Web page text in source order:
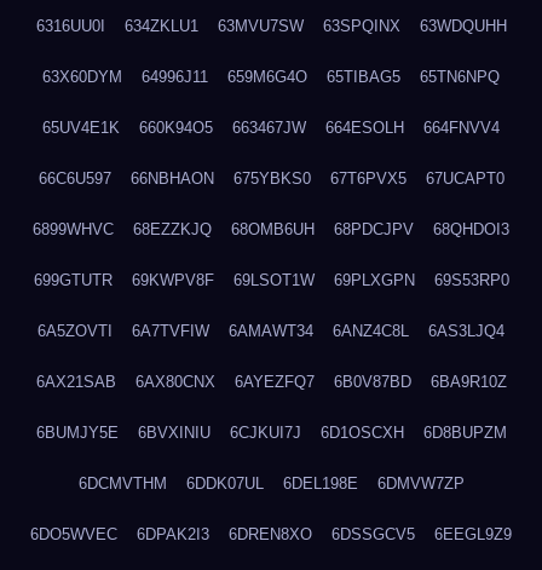
6316UU0I 634ZKLU1 63MVU7SW 63SPQINX 63WDQUHH
63X60DYM 64996J11 659M6G4O 65TIBAG5 65TN6NPQ
65UV4E1K 660K94O5 663467JW 664ESOLH 664FNVV4
66C6U597 66NBHAON 675YBKS0 67T6PVX5 67UCAPT0
6899WHVC 68EZZKJQ 68OMB6UH 68PDCJPV 68QHDOI3
699GTUTR 69KWPV8F 69LSOT1W 69PLXGPN 69S53RP0
6A5ZOVTI 6A7TVFIW 6AMAWT34 6ANZ4C8L 6AS3LJQ4
6AX21SAB 6AX80CNX 6AYEZFQ7 6B0V87BD 6BA9R10Z
6BUMJY5E 6BVXINIU 6CJKUI7J 6D1OSCXH 6D8BUPZM
6DCMVTHM 6DDK07UL 6DEL198E 6DMVW7ZP
6DO5WVEC 6DPAK2I3 6DREN8XO 6DSSGCV5 6EEGL9Z9